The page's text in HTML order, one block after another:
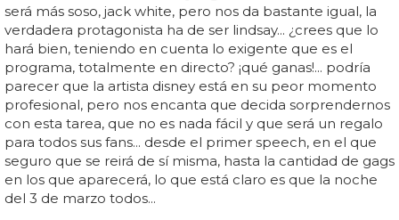
Miley Cyrus actúa en 'Saturday Night Live'
Así fueron las actuaciones de miley cyrus en 'saturday
nightlive'... miley cyrus actúa en 'saturday nightlive': la
cantante presenta los 2 singles de 'bangerz' e imita a
scarlett johansson... como le había respondido a sinéad
o'connor, miley este pasado finde estaba muy ocupado
presentando y cantando en snl, y así fue, ya que en el
mítico programa la hija de billy ray cyrus cantó 'we can't
stop' en acústico y 'wrecking ball'... entre otras parodias,
miley también imitó a scarlett johansson en un cásting